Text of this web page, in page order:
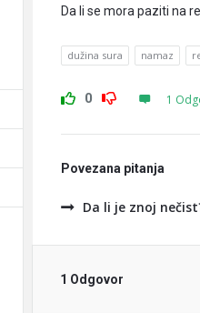
Da li se mora paziti na
dužina sura namaz
0 1
Povezana pitanja
Da li je znoj
1 Odgovor